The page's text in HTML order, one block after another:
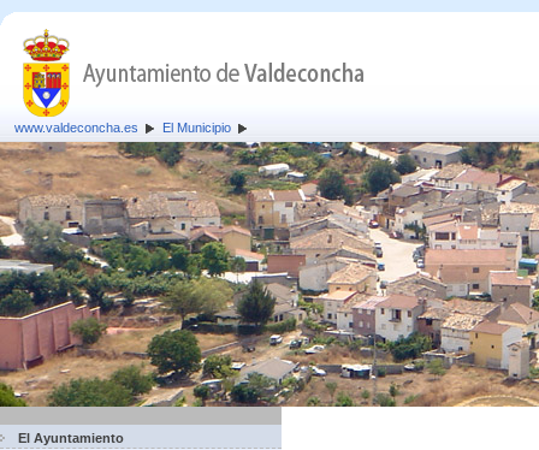
www.valdeconcha.es El Municipio
El Ayuntamiento